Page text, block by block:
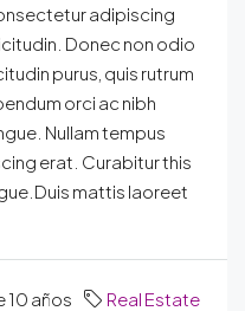
adipiscing
Donec non odio
purus, quis rutrum
orci ac nibh
Nullam tempus
erat. Curabitur this
mattis laoreet
10 años Real Estate